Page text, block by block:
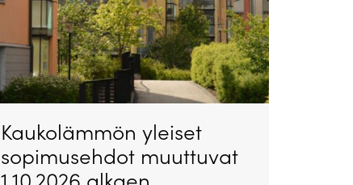
Kaukolämmön yleiset
sopimusehdot muuttuvat